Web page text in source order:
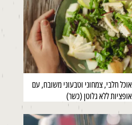
אוכל חלבי, צמחוני וטבעוני משובח, עם
אופציות ללא גלוטן (כשר)